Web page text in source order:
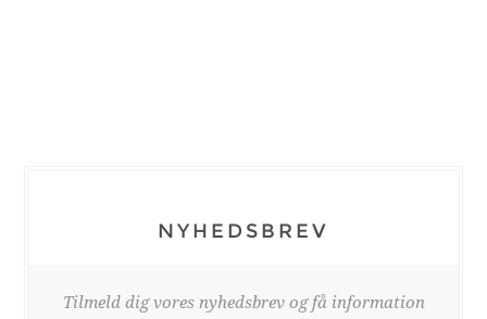
NYHEDSBREV
Tilmeld dig vores nyhedsbrev og få information